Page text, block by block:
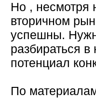
Но , несмотря
вторичном
успешны.
разбираться
потенциал
По